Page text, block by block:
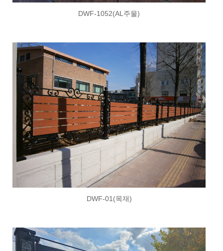
DWF-1052(AL주물)
DWF-01(목재)